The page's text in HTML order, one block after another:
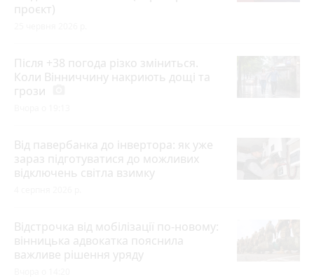
проєкт)
Після +38 погода різко зміниться.
Коли Вінниччину накриють дощі та
грози
Від павербанка до інвертора: як уже
зараз підготуватися до можливих
відключень світла взимку
Відстрочка від мобілізації по-новому:
вінницька адвокатка пояснила
важливе рішення уряду